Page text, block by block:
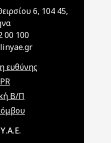
6, 104 45,
00 100
ευθύνης
Β/Π